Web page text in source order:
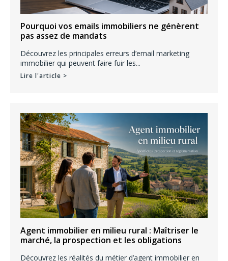
Pourquoi vos emails immobiliers ne génèrent
pas assez de mandats
Découvrez les principales erreurs d’email marketing
immobilier qui peuvent faire fuir les...
Lire l'article >
Agent immobilier en milieu rural : Maîtriser le
marché, la prospection et les obligations
Découvrez les réalités du métier d’agent immobilier en